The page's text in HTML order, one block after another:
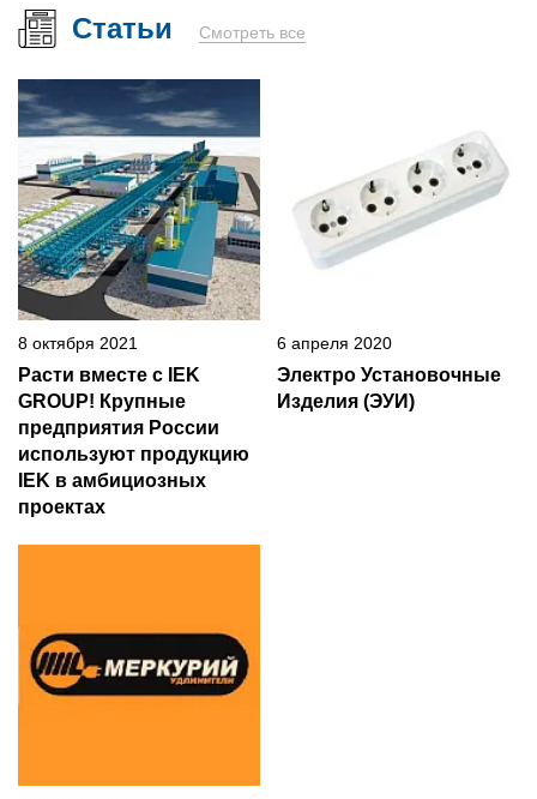
Статьи Смотреть все
8 октября 2021
Расти вместе с IEK
GROUP! Крупные
предприятия России
используют продукцию
IEK в амбициозных
проектах
6 апреля 2020
Электро Установочные
Изделия (ЭУИ)